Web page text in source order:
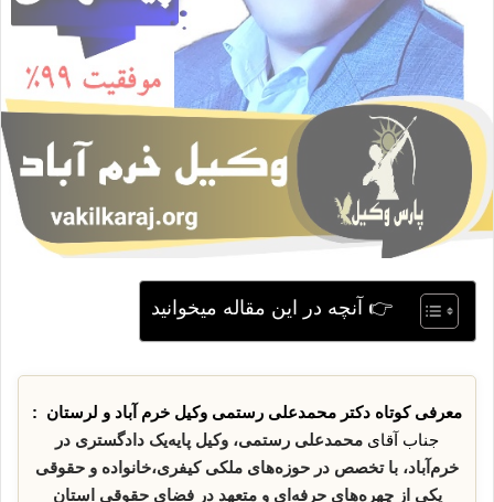
👉 آنچه در این مقاله میخوانید
معرفی کوتاه دکتر محمدعلی رستمی وکیل خرم آباد و لرستان :
جناب آقای محمدعلی رستمی، وکیل پایه‌یک دادگستری در
خرم‌آباد، با تخصص در حوزه‌های ملکی کیفری،خانواده و حقوقی
یکی از چهره‌های حرفه‌ای و متعهد در فضای حقوقی استان